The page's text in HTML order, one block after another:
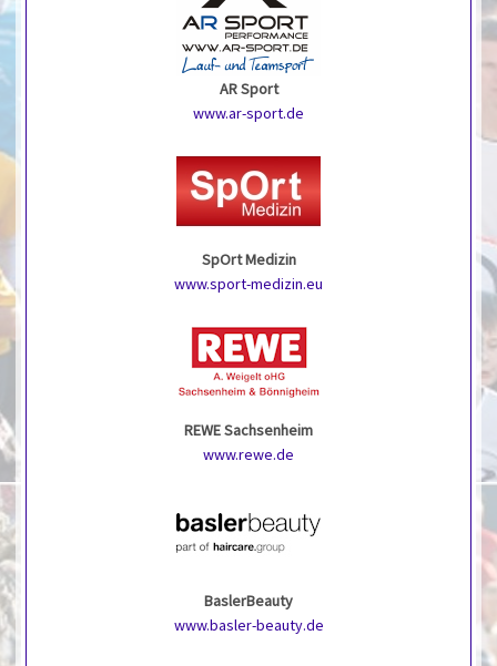
AR Sport
www.ar-sport.de
SpOrt Medizin
www.sport-medizin.eu
REWE Sachsenheim
www.rewe.de
BaslerBeauty
www.basler-beauty.de